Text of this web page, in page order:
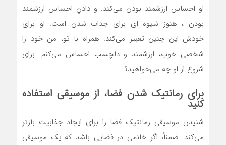
او احساس ارزشمند بودن می‌کند. و دادنِ احساس ارزشمند
بودن ، هنوز شیوه ای برای جذاب شدن است. او برای
خودش این چنین تعبیر می‌کند: همراه با تو، من خود را
شخصی خوب، ارزشمند و دلچسب احساس می‌کنم. برای
شروع از او چه می‌خواهید؟
برای رمانتیک شدن فضا، از موسیقی استفاده
کنید
شنیدن موسیقی رمانتیک فضا را برای ایجاد جذابیت بازتر
می‌کند. ضمناً، اگر خانمی در فضایی باشد که یک موسیقی